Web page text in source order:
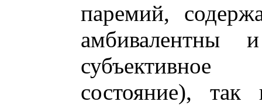
паремий,
амбивалентны
субъективное
состояние), так